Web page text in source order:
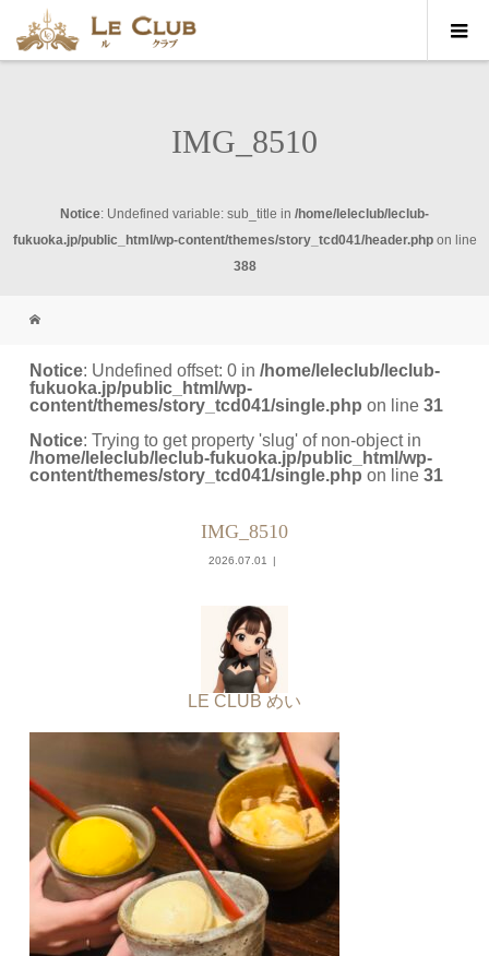
IMG_8510
Notice: Undefined variable: sub_title in /home/leleclub/leclub-
fukuoka.jp/public_html/wp-content/themes/story_tcd041/header.phpon line
388
Notice: Undefined offset: 0 in/home/leleclub/leclub-
fukuoka.jp/public_html/wp-
content/themes/story_tcd041/single.php on line31
Notice: Trying to get property 'slug' of non-object in
/home/leleclub/leclub-fukuoka.jp/public_html/wp-
content/themes/story_tcd041/single.php on line31
IMG_8510
2026.07.01
LE CLUB めい